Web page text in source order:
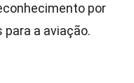
por
a aviação.